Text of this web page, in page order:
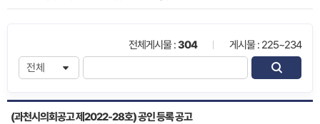
전체게시물 :304 게시물 : 225~234
(과천시의회공고 제2022-28호) 공인 등록 공고